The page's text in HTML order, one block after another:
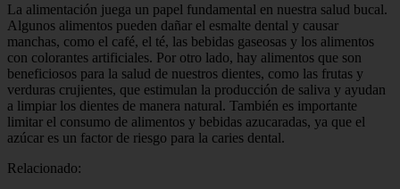
La alimentación juega un papel fundamental en nuestra salud bucal.
Algunos alimentos pueden dañar el esmalte dental y causar
manchas, como el café, el té, las bebidas gaseosas y los alimentos
con colorantes artificiales. Por otro lado, hay alimentos que son
beneficiosos para la salud de nuestros dientes, como las frutas y
verduras crujientes, que estimulan la producción de saliva y ayudan
a limpiar los dientes de manera natural. También es importante
limitar el consumo de alimentos y bebidas azucaradas, ya que el
azúcar es un factor de riesgo para la caries dental.
Relacionado: